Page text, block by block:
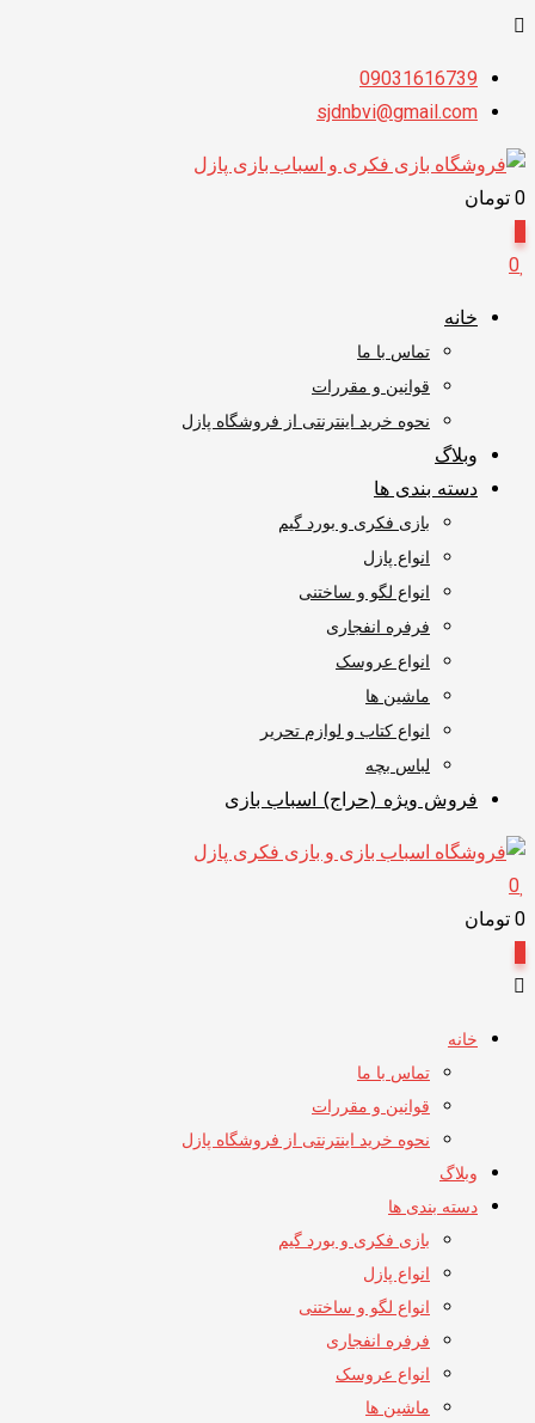
پرش
محتوا
09031616739
sjdnbvi@gmail.com
0 تومان
0
خانه
تماس با ما
قوانین و مقررات
نحوه خرید اینترنتی از فروشگاه پازل
وبلاگ
دسته بندی ها
بازی فکری و بورد گیم
انواع پازل
انواع لگو و ساختنی
فرفره انفجاری
انواع عروسک
ماشین ها
انواع کتاب و لوازم تحریر
لباس بچه
فروش ویژه (حراج) اسباب بازی
0
0 تومان
خانه
تماس با ما
قوانین و مقررات
نحوه خرید اینترنتی از فروشگاه پازل
وبلاگ
دسته بندی ها
بازی فکری و بورد گیم
انواع پازل
انواع لگو و ساختنی
فرفره انفجاری
انواع عروسک
ماشین ها